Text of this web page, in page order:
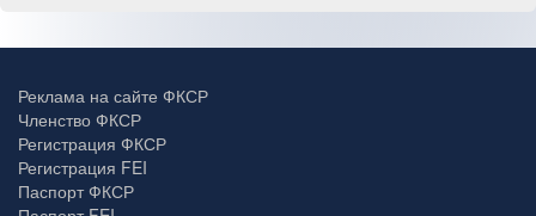
Реклама на сайте ФКСР
Членство ФКСР
Регистрация ФКСР
Регистрация FEI
Паспорт ФКСР